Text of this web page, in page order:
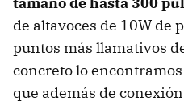
de altavoces de 10W de
puntos más llamativos
concreto lo
que además de